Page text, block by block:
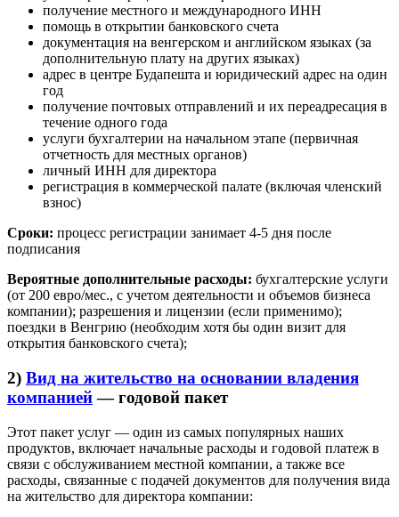
получение местного и международного ИНН
помощь в открытии банковского счета
документация на венгерском и английском языках (за
дополнительную плату на других языках)
адрес в центре Будапешта и юридический адрес на один
год
получение почтовых отправлений и их переадресация в
течение одного года
услуги бухгалтерии на начальном этапе (первичная
отчетность для местных органов)
личный ИНН для директора
регистрация в коммерческой палате (включая членский
взнос)
Сроки: процесс регистрации занимает 4-5 дня после
подписания
Вероятные дополнительные расходы: бухгалтерские услуги
(от 200 евро/мес., с учетом деятельности и объемов бизнеса
компании); разрешения и лицензии (если применимо);
поездки в Венгрию (необходим хотя бы один визит для
открытия банковского счета);
2) Вид на жительство на основании владения
компанией— годовой пакет
Этот пакет услуг — один из самых популярных наших
продуктов, включает начальные расходы и годовой платеж в
связи с обслуживанием местной компании, а также все
расходы, связанные с подачей документов для получения вида
на жительство для директора компании: